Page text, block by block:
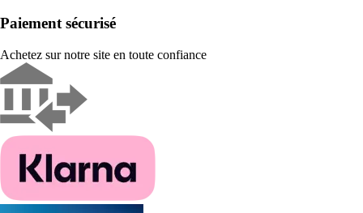
Paiement sécurisé
Achetez sur notre site en toute confiance